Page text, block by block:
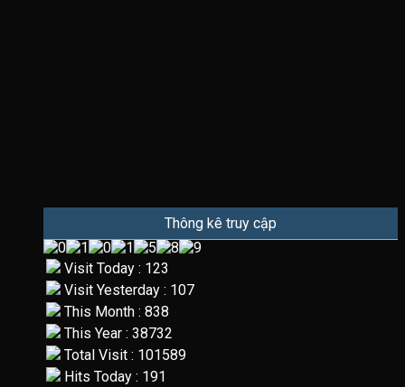
Thông kê truy cập
Visit Today : 123
Visit Yesterday : 107
This Month : 838
This Year : 38732
Total Visit : 101589
Hits Today : 191